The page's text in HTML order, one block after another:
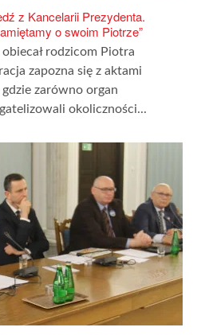
z Kancelarii Prezydenta.
o swoim Piotrze”
rodzicom Piotra
zapozna się z aktami
zarówno organ
okoliczności...